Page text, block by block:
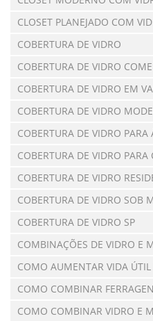
CLOSET PLANEJADO COM
COBERTURA DE VIDRO
COBERTURA DE VIDRO
COBERTURA DE VIDRO EM
COBERTURA DE VIDRO
COBERTURA DE VIDRO
COBERTURA DE VIDRO PARA
COBERTURA DE VIDRO
COBERTURA DE VIDRO SOB
COBERTURA DE VIDRO SP
COMBINAÇÕES DE VIDRO E
COMO AUMENTAR VIDA
COMO COMBINAR
COMO COMBINAR VIDRO E